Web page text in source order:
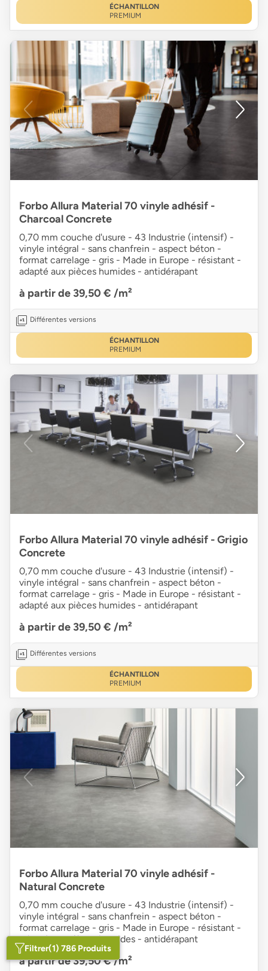
ÉCHANTILLON
PREMIUM
Forbo Allura Material 70 vinyle adhésif -
Charcoal Concrete
0,70 mm couche d'usure - 43 Industrie (intensif) -
vinyle intégral - sans chanfrein - aspect béton -
format carrelage - gris - Made in Europe - résistant -
adapté aux pièces humides - antidérapant
à partir de 39,50 € /m²
Différentes versions
ÉCHANTILLON
PREMIUM
Forbo Allura Material 70 vinyle adhésif - Grigio
Concrete
0,70 mm couche d'usure - 43 Industrie (intensif) -
vinyle intégral - sans chanfrein - aspect béton -
format carrelage - gris - Made in Europe - résistant -
adapté aux pièces humides - antidérapant
à partir de 39,50 € /m²
Différentes versions
ÉCHANTILLON
PREMIUM
Forbo Allura Material 70 vinyle adhésif -
Natural Concrete
0,70 mm couche d'usure - 43 Industrie (intensif) -
vinyle intégral - sans chanfrein - aspect béton -
format carrelage - gris - Made in Europe - résistant -
adapté aux pièces humides - antidérapant
à partir de 39,50 €/m²
Filtrer(1) 786 Produits